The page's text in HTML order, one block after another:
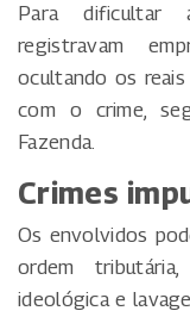
Para dificultar
registravam
ocultando os
com o crime,
Fazenda.
Crimes
Os envolvidos
ordem tributária,
ideológica e